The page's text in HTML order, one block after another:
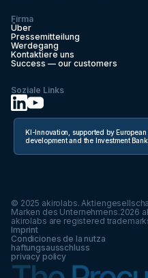
Firma
Über
Pressemitteilung
Werdegang
Kontaktiere uns
Success — our customers
Soziale Links
KI-Innovation, supported by
development and the Investment
© 2025 akirolabs.
Marken des Unternehmens.2026
akirolabs are registered
Imprint
Condiciones de la nutza
haftungsausschluss
privacy policy